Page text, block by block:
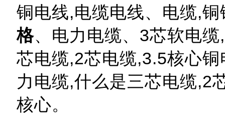
铜电线,电缆电线、电缆,
格、电力电缆、3芯软电
芯电缆,2芯电缆,3.5核心
力电缆,什么是三芯电缆,2
核心。